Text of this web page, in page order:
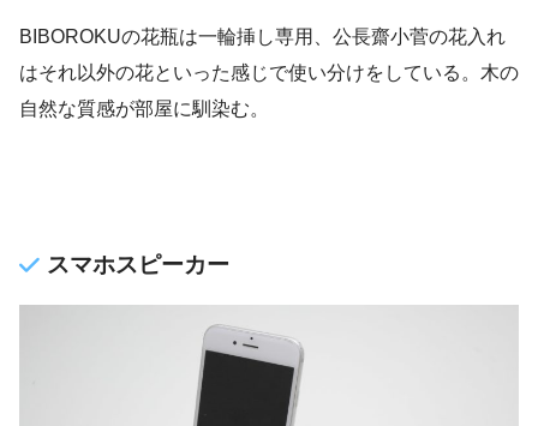
BIBOROKUの花瓶は一輪挿し専用、公長齋小菅の花入れ
はそれ以外の花といった感じで使い分けをしている。木の
自然な質感が部屋に馴染む。
スマホスピーカー